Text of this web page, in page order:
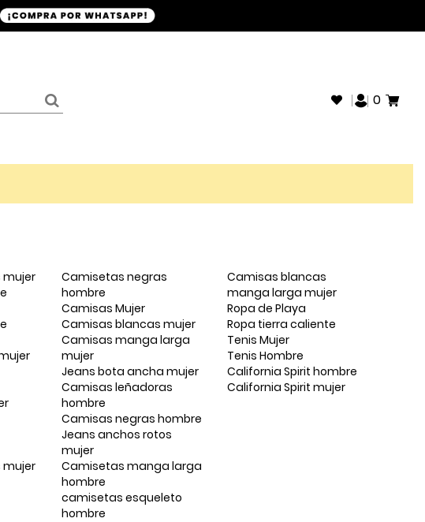
0
Camisetas negras
hombre
Camisas Mujer
Camisas blancas mujer
Camisas manga larga
mujer
Jeans bota ancha mujer
Camisas leñadoras
hombre
Camisas negras hombre
Jeans anchos rotos
mujer
Camisetas manga larga
hombre
camisetas esqueleto
hombre
Camisas blancas
manga larga mujer
Ropa de Playa
Ropa tierra caliente
Tenis Mujer
Tenis Hombre
California Spirit hombre
California Spirit mujer